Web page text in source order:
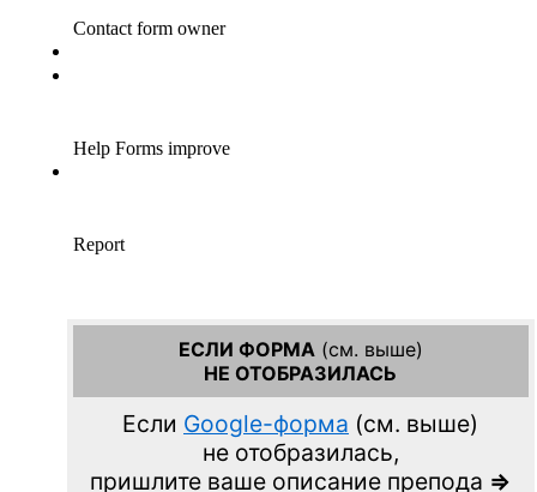
ЕСЛИ ФОРМА (см. выше)
НЕ ОТОБРАЗИЛАСЬ
Если Google-форма (см. выше)
не отобразилась,
пришлите ваше описание препода =>